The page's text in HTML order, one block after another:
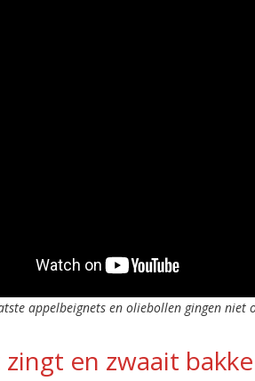
appelbeignets en oliebollen gingen
en zwaait